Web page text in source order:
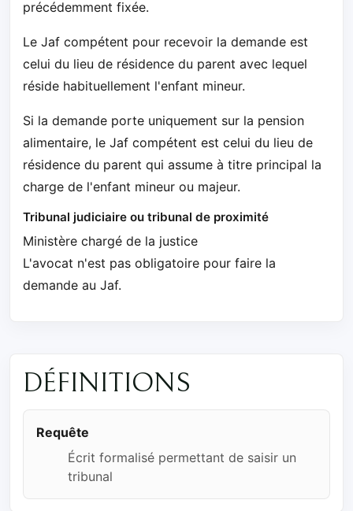
précédemment fixée.
Le Jaf compétent pour recevoir la demande est
celui du lieu de résidence du parent avec lequel
réside habituellement l'enfant mineur.
Si la demande porte uniquement sur la pension
alimentaire, le Jaf compétent est celui du lieu de
résidence du parent qui assume à titre principal la
charge de l'enfant mineur ou majeur.
Tribunal judiciaire ou tribunal de proximité
Ministère chargé de la justice
L'avocat n'est pas obligatoire pour faire la
demande au Jaf.
DÉFINITIONS
Requête
Écrit formalisé permettant de saisir un
tribunal